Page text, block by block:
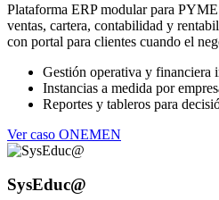
Plataforma ERP modular para
ventas, cartera, contabilidad y
con portal para clientes cuando el
Gestión operativa y financiera
Instancias a medida por
Reportes y tableros para
Ver caso ONEMEN
SysEduc@